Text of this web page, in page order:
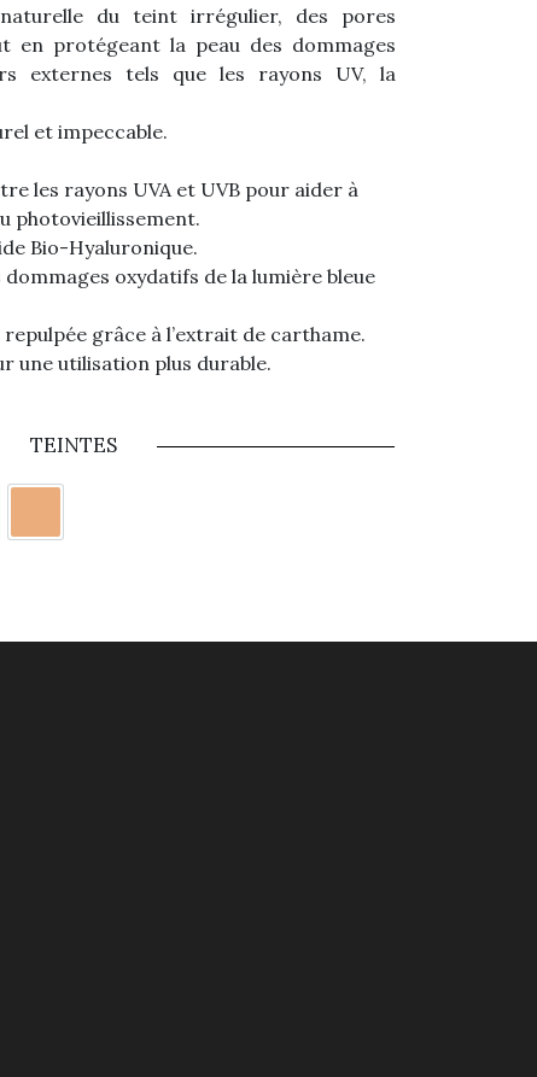
TEINTES
du teint irrégulier, des pores
en protégeant la peau des dommages
externes tels que les rayons UV, la
et impeccable.
les rayons UVA et UVB pour aider à
photovieillissement.
Bio-Hyaluronique.
oxydatifs de la lumière bleue
repulpée grâce à l’extrait de carthame.
une utilisation plus durable.